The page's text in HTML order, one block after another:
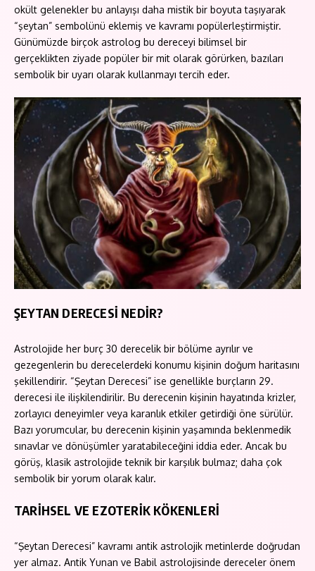
okült gelenekler bu anlayışı daha mistik bir boyuta taşıyarak
“şeytan” sembolünü eklemiş ve kavramı popülerleştirmiştir.
Günümüzde birçok astrolog bu dereceyi bilimsel bir
gerçeklikten ziyade popüler bir mit olarak görürken, bazıları
sembolik bir uyarı olarak kullanmayı tercih eder.
ŞEYTAN DERECESİ NEDİR?
Astrolojide her burç 30 derecelik bir bölüme ayrılır ve
gezegenlerin bu derecelerdeki konumu kişinin doğum haritasını
şekillendirir. “Şeytan Derecesi” ise genellikle burçların 29.
derecesi ile ilişkilendirilir. Bu derecenin kişinin hayatında krizler,
zorlayıcı deneyimler veya karanlık etkiler getirdiği öne sürülür.
Bazı yorumcular, bu derecenin kişinin yaşamında beklenmedik
sınavlar ve dönüşümler yaratabileceğini iddia eder. Ancak bu
görüş, klasik astrolojide teknik bir karşılık bulmaz; daha çok
sembolik bir yorum olarak kalır.
TARİHSEL VE EZOTERİK KÖKENLERİ
“Şeytan Derecesi” kavramı antik astrolojik metinlerde doğrudan
yer almaz. Antik Yunan ve Babil astrolojisinde dereceler önem